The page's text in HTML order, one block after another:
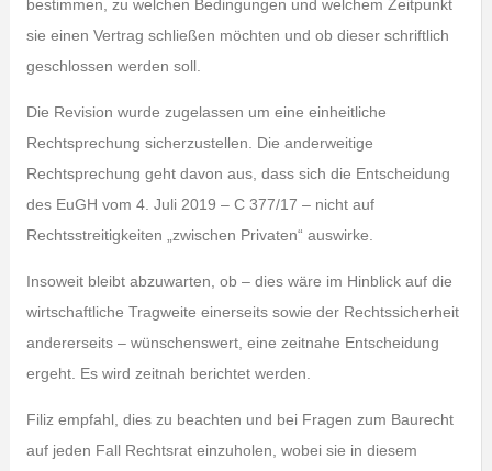
bestimmen, zu welchen Bedingungen und welchem Zeitpunkt
sie einen Vertrag schließen möchten und ob dieser schriftlich
geschlossen werden soll.
Die Revision wurde zugelassen um eine einheitliche
Rechtsprechung sicherzustellen. Die anderweitige
Rechtsprechung geht davon aus, dass sich die Entscheidung
des EuGH vom 4. Juli 2019 – C 377/17 – nicht auf
Rechtsstreitigkeiten „zwischen Privaten“ auswirke.
Insoweit bleibt abzuwarten, ob – dies wäre im Hinblick auf die
wirtschaftliche Tragweite einerseits sowie der Rechtssicherheit
andererseits – wünschenswert, eine zeitnahe Entscheidung
ergeht. Es wird zeitnah berichtet werden.
Filiz empfahl, dies zu beachten und bei Fragen zum Baurecht
auf jeden Fall Rechtsrat einzuholen, wobei sie in diesem